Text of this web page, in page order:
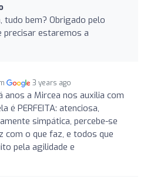
tudo bem? Obrigado pelo
precisar estaremos a
3 years ago
anos a Mircea nos auxilia com
é PERFEITA: atenciosa,
simpática, percebe-se
com o que faz, e todos que
pela agilidade e